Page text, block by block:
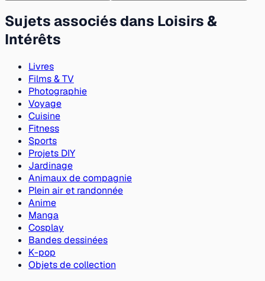
Sujets associés dans Loisirs &
Intérêts
Livres
Films & TV
Photographie
Voyage
Cuisine
Fitness
Sports
Projets DIY
Jardinage
Animaux de compagnie
Plein air et randonnée
Anime
Manga
Cosplay
Bandes dessinées
K-pop
Objets de collection